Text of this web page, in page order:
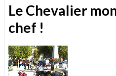
Le Chevalier
chef !